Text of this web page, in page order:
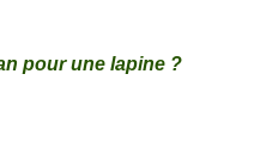
pour une lapine ?